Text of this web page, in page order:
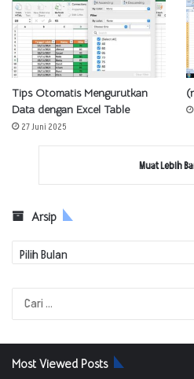
Tips Otomatis Mengurutkan
Data dengan Excel Table
27 Juni 2025
Muat Lebih
Arsip
Most Viewed Posts